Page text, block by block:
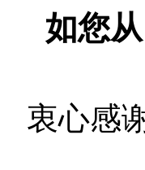
如您
衷心感